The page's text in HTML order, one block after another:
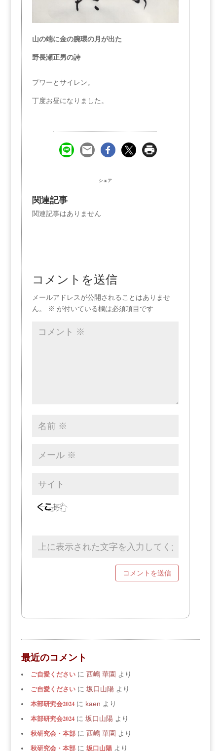
山の端に金の腕環の月が出た
野長瀬正男の詩
プワーとサイレン。
丁度お昼になりました。
シェア
関連記事
関連記事はありません
コメントを送信
メールアドレスが公開されることはありませ
ん。
※ が付いている欄は必須項目です
最近のコメント
ご自愛くださいに 西嶋 華園 より
ご自愛くださいに 坂口山陽より
本部研究会2024に kaen より
本部研究会2024に 坂口山陽より
秋研究会・本部に 西嶋 華園 より
秋研究会・本部に 坂口山陽より